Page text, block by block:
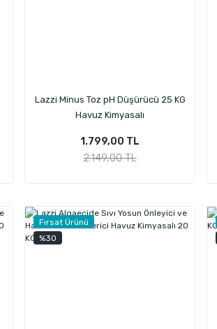
Lazzi Minus Toz pH Düşürücü 25 KG
Havuz Kimyasalı
1.799,00 TL
2.149,00 TL
Fırsat Ürünü
%30